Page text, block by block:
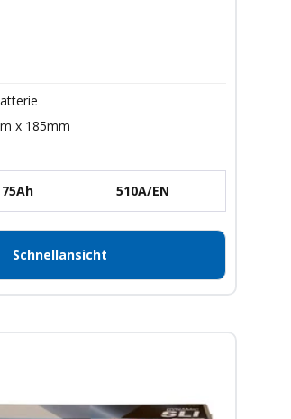
x 185mm
75Ah 510A/EN
Schnellansicht